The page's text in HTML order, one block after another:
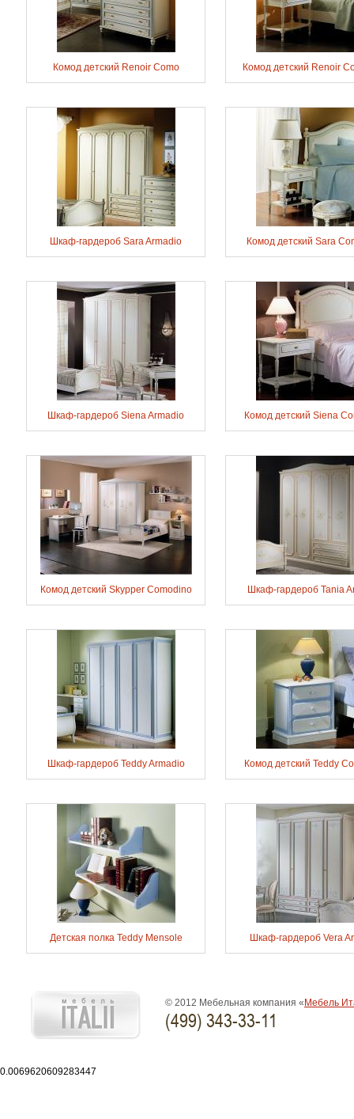
Комод детский Renoir Como Комод детский Renoir
Шкаф-гардероб Sara Armadio Комод детский Sara
Шкаф-гардероб Siena Armadio Комод детский Siena
Комод детский Skypper Comodino Шкаф-гардероб Tania
Шкаф-гардероб Teddy Armadio Комод детский Teddy
Детская полка Teddy Mensole Шкаф-гардероб Vera
© 2012 Мебельная компания « Мебель
(499) 343-33-11
0.0069620609283447